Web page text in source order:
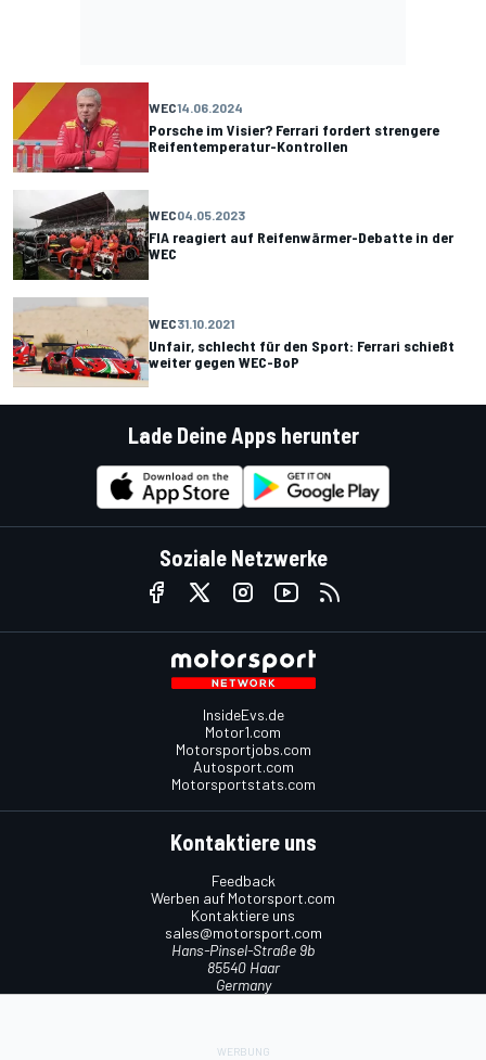
WEC14.06.2024
Porsche im Visier? Ferrari fordert strengere
Reifentemperatur-Kontrollen
WEC04.05.2023
FIA reagiert auf Reifenwärmer-Debatte in der
WEC
WEC31.10.2021
Unfair, schlecht für den Sport: Ferrari schießt
weiter gegen WEC-BoP
Lade Deine Apps herunter
Soziale Netzwerke
InsideEvs.de
Motor1.com
Motorsportjobs.com
Autosport.com
Motorsportstats.com
Kontaktiere uns
Feedback
Werben auf Motorsport.com
Kontaktiere uns
sales@motorsport.com
Hans-Pinsel-Straße 9b
85540 Haar
Germany
Utiq verwalten